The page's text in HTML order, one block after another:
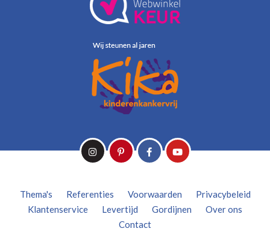
Thema's Referenties Voorwaarden
Privacybeleid
Klantenservice
Levertijd Gordijnen
Over ons
Contact